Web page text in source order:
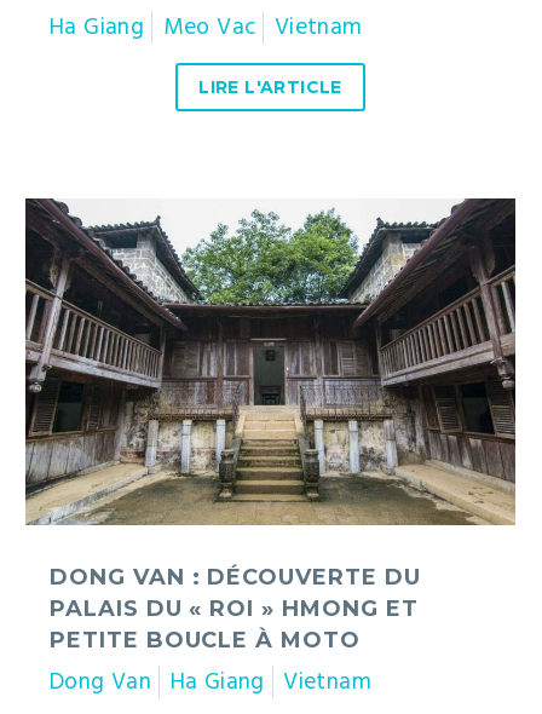
Ha Giang Meo Vac Vietnam
LIRE L'ARTICLE
Dong
Van
:
découverte
du
palais
du
« roi »
Hmong
et
petite
moto
DONG VAN : DÉCOUVERTE DU
PALAIS DU « ROI » HMONG ET
PETITE BOUCLE À MOTO
Dong Van Ha Giang Vietnam